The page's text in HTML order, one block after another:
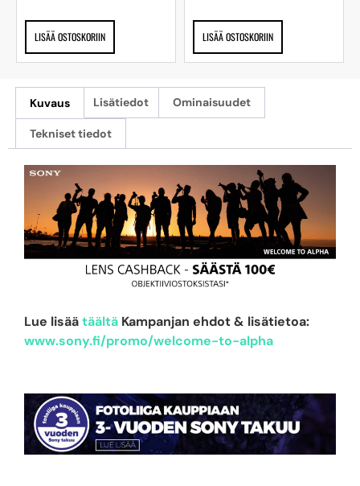
LISÄÄ OSTOSKORIIN LISÄÄ OSTOSKORIIN
Kuvaus Lisätiedot Ominaisuudet
Tekniset tiedot
Lue lisäätäältä Kampanjan ehdot & lisätietoa:
www.sony.fi/promo/welcome-to-alpha